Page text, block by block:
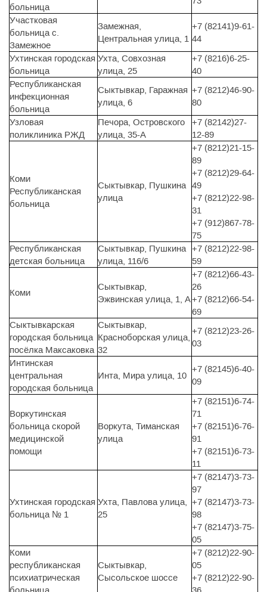
больница
Участковая
больница с.
Замежное
Замежная,
Центральная улица, 1
+7 (82141)9-61-
44
Ухтинская городская
больница
Ухта, Совхозная
улица, 25
+7 (8216)6-25-
40
Республиканская
инфекционная
больница
Сыктывкар, Гаражная
улица, 6
+7 (8212)46-90-
80
Узловая
поликлиника РЖД
Печора, Островского
улица, 35-А
+7 (82142)27-
12-89
Коми
Республиканская
больница
Сыктывкар, Пушкина
улица
+7 (8212)21-15-
89
+7 (8212)29-64-
49
+7 (8212)22-98-
31
+7 (912)867-78-
75
Республиканская
детская больница
Сыктывкар, Пушкина
улица, 116/6
+7 (8212)22-98-
59
Коми
Сыктывкар,
Эжвинская улица, 1, А
+7 (8212)66-43-
26
+7 (8212)66-54-
69
Сыктывкарская
городская больница
посёлка Максаковка
Сыктывкар,
Красноборская улица,
32
+7 (8212)23-26-
03
Интинская
центральная
городская больница
Инта, Мира улица, 10
+7 (82145)6-40-
09
Воркутинская
больница скорой
медицинской
помощи
Воркута, Тиманская
улица
+7 (82151)6-74-
71
+7 (82151)6-76-
91
+7 (82151)6-73-
11
Ухтинская городская
больница № 1
Ухта, Павлова улица,
25
+7 (82147)3-73-
97
+7 (82147)3-73-
98
+7 (82147)3-75-
05
Коми
республиканская
психиатрическая
больница
Сыктывкар,
Сысольское шоссе
+7 (8212)22-90-
05
+7 (8212)22-90-
36